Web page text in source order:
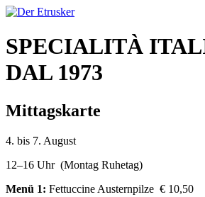
SPECIALITÀ
DAL 1973
Mittagskarte
4. bis 7. August
12–16 Uhr (Montag Ruhetag)
Menü 1: Fettuccine Austernpilze € 10,50